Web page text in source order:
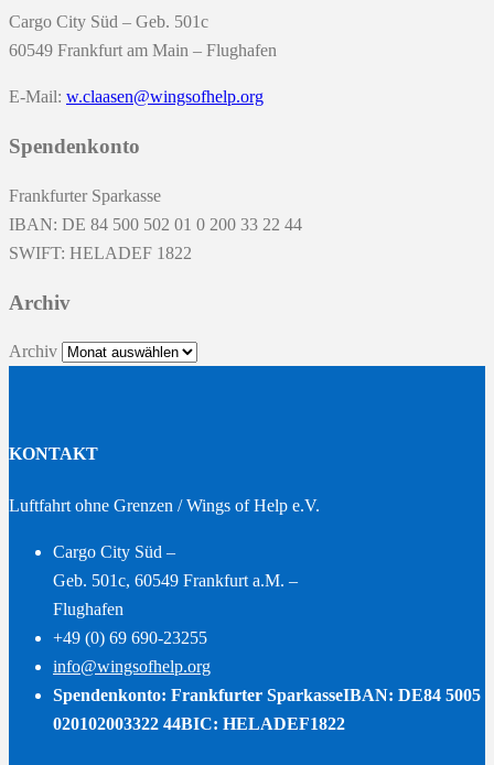
Cargo City Süd – Geb. 501c
60549 Frankfurt am Main – Flughafen
E-Mail: w.claasen@wingsofhelp.org
Spendenkonto
Frankfurter Sparkasse
IBAN: DE 84 500 502 01 0 200 33 22 44
SWIFT: HELADEF 1822
Archiv
Archiv
KONTAKT
Luftfahrt ohne Grenzen / Wings of Help e.V.
Cargo City Süd –
Geb. 501c, 60549 Frankfurt a.M. –
Flughafen
+49 (0) 69 690-23255
info@wingsofhelp.org
Spendenkonto: Frankfurter SparkasseIBAN: DE84 5005
020102003322 44BIC: HELADEF1822